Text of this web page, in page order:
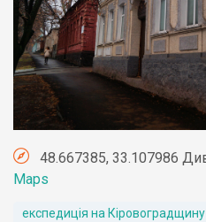
48.667385, 33.107986
Maps
експедиція на Кіровоградщину